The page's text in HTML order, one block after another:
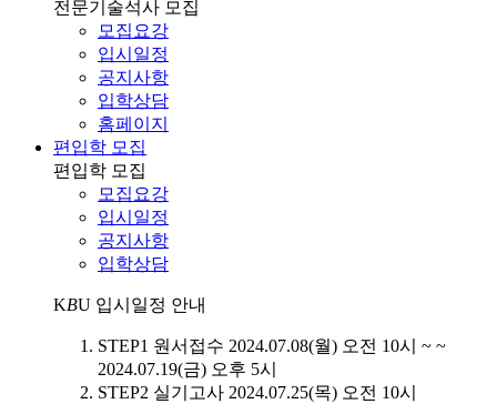
전문기술석사 모집
모집요강
입시일정
공지사항
입학상담
홈페이지
편입학 모집
편입학 모집
모집요강
입시일정
공지사항
입학상담
KBU 입시일정 안내
STEP1 원서접수 2024.07.08(월) 오전 10시 ~ ~
2024.07.19(금) 오후 5시
STEP2 실기고사 2024.07.25(목) 오전 10시